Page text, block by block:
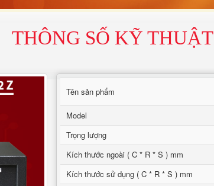
THÔNG SỐ KỸ THUẬT
Tên sản phẩm
Model
Trọng lượng
Kích thước ngoài ( C * R * S ) mm
Kích thước sử dụng ( C * R * S ) mm